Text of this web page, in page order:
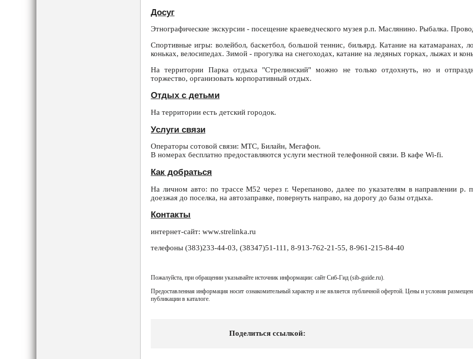
Досуг
Этнографические экскурсии - посещение краеведческого музея р.п. Маслянино. Рыбалка.
Спортивные игры: волейбол, баскетбол, большой теннис, бильярд. Катание на катамаранах,
коньках, велосипедах. Зимой - прогулка на снегоходах, катание на ледяных горках, лыжах и
На территории Парка отдыха "Стрелинский" можно не только отдохнуть, но и
торжество, организовать корпоративный отдых.
Отдых с детьми
На территории есть детский городок.
Услуги связи
Операторы сотовой связи: МТС, Билайн, Мегафон.
В номерах бесплатно предоставляются услуги местной телефонной связи. В кафе Wi-fi.
Как добраться
На личном авто: по трассе М52 через г. Черепаново, далее по указателям в направлении р.
доезжая до поселка, на автозаправке, повернуть направо, на дорогу до базы отдыха.
Контакты
интернет-сайт: www.strelinka.ru
телефоны (383)233-44-03, (38347)51-111, 8-913-762-21-55, 8-961-215-84-40
Пожалуйста, при обращении указывайте источник информации: сайт Сиб-Гид (sib-guide.ru).
Предоставленная информация носит ознакомительный характер и не является публичной офертой. Цены и условия
публикации в каталоге.
Поделиться ссылкой: